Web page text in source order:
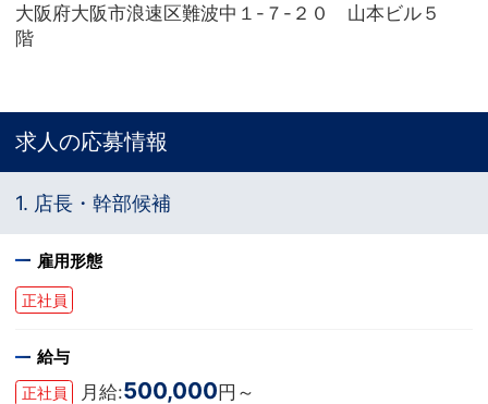
大阪府大阪市浪速区難波中１-７-２０ 山本ビル５
階
求人の応募情報
1. 店長・幹部候補
雇用形態
正社員
給与
正社員 月給:500,000 円～